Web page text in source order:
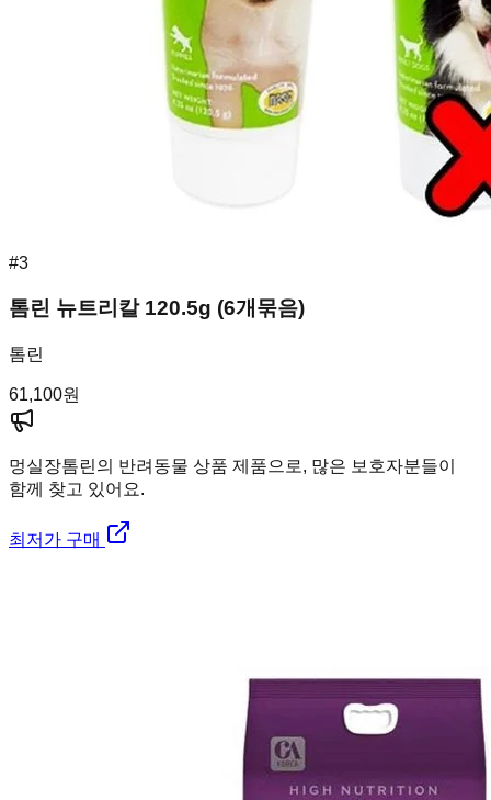
#3
톰린 뉴트리칼 120.5g (6개묶음)
톰린
61,100원
멍실장톰린의 반려동물 상품 제품으로, 많은 보호자분들이
함께 찾고 있어요.
최저가 구매